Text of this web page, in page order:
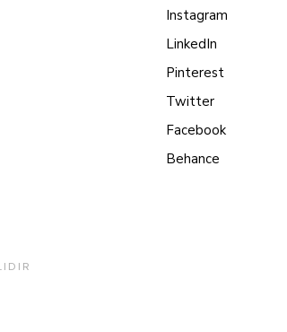
Instagram
LinkedIn
Pinterest
Twitter
Facebook
Behance